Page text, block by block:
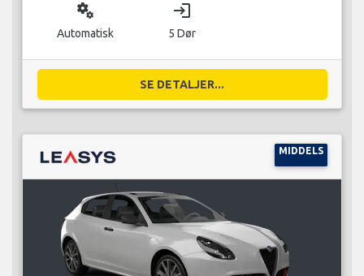
miscellaneous_services
Automatisk
login
5 Dør
SE DETALJER...
MIDDELS